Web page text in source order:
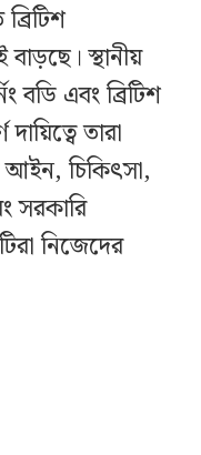
স্থানীয়
বডি এবং ব্রিটিশ
তারা
আইন, চিকিৎসা,
সরকারি
নিজেদের